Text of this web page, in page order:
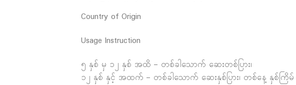
Country of Origin
Usage Instruction
၅ နှစ် မှ ၁၂ နှစ် အထိ – တစ်ခါသောက် ဆေးတစ်ပြား၊
၁၂ နှစ် နှင့် အထက် – တစ်ခါသောက် ဆေးနှစ်ပြား၊ တစ်နေ့ နှစ်